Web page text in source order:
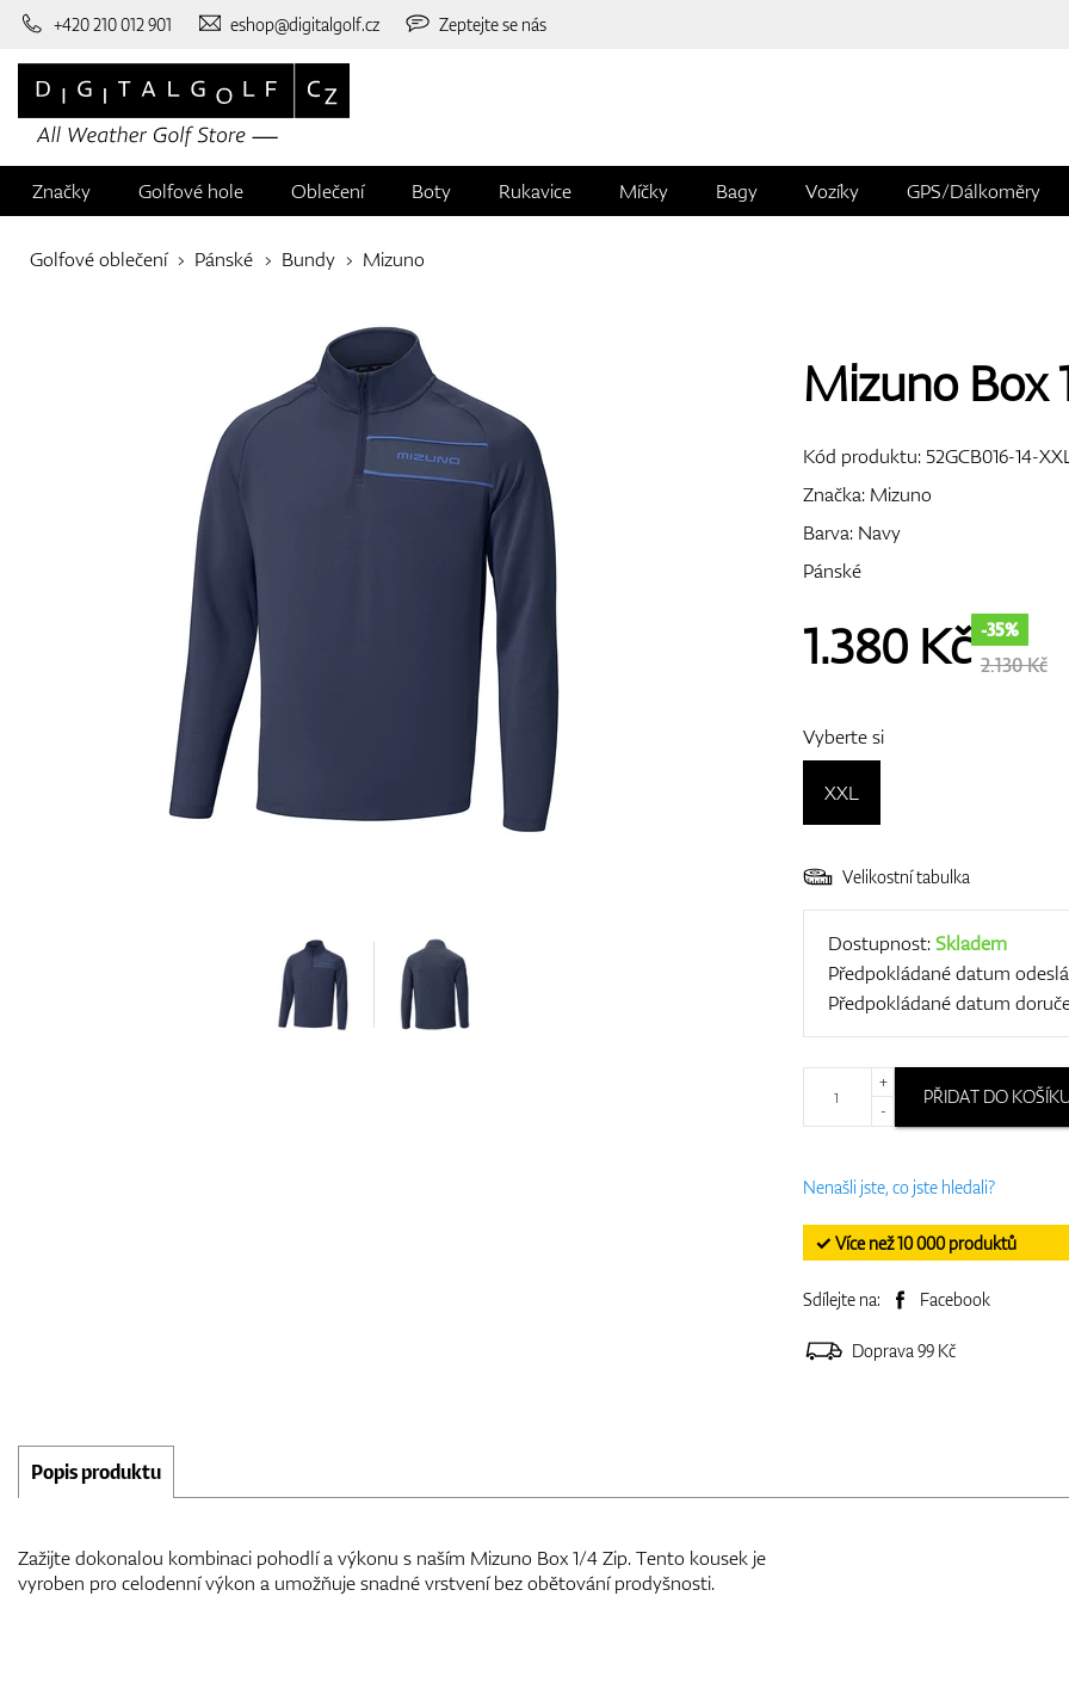
+420 210 012 901 eshop@digitalgolf.cz Zeptejte se nás
Značky Golfové hole Oblečení Boty Rukavice Míčky Bagy Vozíky GPS/Dálkoměry
Golfové oblečení Pánské Bundy Mizuno
Mizuno Box
Kód produktu:52GCB016-14-
Značka: Mizuno
Barva: Navy
Pánské
1.380Kč -35%
2.130 Kč
Vyberte si
XXL
Velikostní tabulka
Dostupnost:Skladem
Předpokládané datum
Předpokládané datum
+
-
PŘIDAT DO
Nenašli jste, co jste hledali?
✓ Více než 10 000 produktů
Sdílejte na: Facebook
Doprava 99 Kč
Popis produktu
Zažijte dokonalou kombinaci pohodlí a výkonu s naším Mizuno Box 1/4 Zip. Tento kousek je
vyroben pro celodenní výkon a umožňuje snadné vrstvení bez obětování prodyšnosti.